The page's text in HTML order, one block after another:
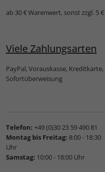
ab 30 € Warenwert, sonst zzgl. 5
Viele Zahlungsarten
PayPal, Vorauskasse,
Sofortüberweisung
Telefon: +49 (0)30 23 59 490 81
Montag bis Freitag: 8:00 - 18:30
Uhr
Samstag: 10:00 - 18:00 Uhr